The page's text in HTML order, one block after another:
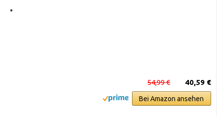
40,59 €
54,99 €
Bei Amazon ansehen